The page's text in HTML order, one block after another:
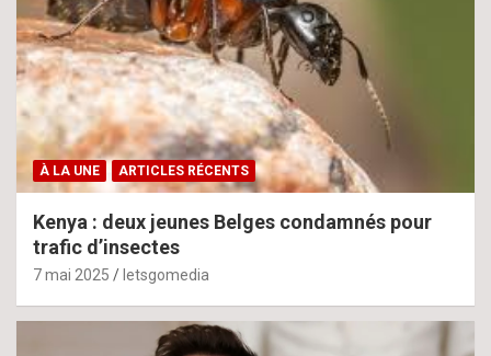
À LA UNE ARTICLES RÉCENTS
Kenya : deux jeunes Belges condamnés pour
trafic d’insectes
7 mai 2025 letsgomedia